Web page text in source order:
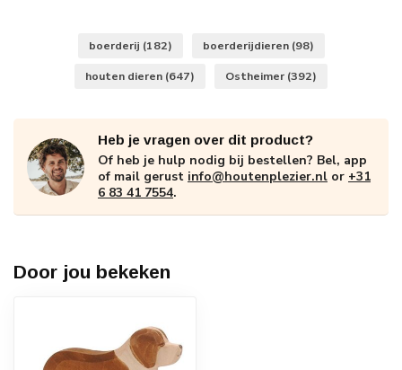
boerderij (182) boerderijdieren (98)
houten dieren (647) Ostheimer (392)
Heb je vragen over dit product?
Of heb je hulp nodig bij bestellen? Bel, app
of mail gerust info@houtenplezier.nl or +31
6 83 41 7554.
Door jou bekeken